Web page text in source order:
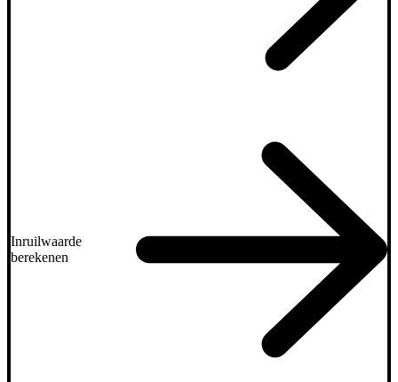
Inruilwaarde
berekenen